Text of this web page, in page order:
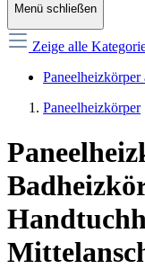
Menü schließen
Zeige alle
Paneelheizkörper
Paneelheizkörper